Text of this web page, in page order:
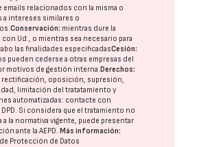
emails relacionados con la misma o
a intereses similares o
Conservación: mientras dure la
Ud., o mientras sea necesario para
cabo las finalidades especificadasCesión:
pueden cederse a otras empresas del
motivos de gestión interna. Derechos:
rectificación, oposición, supresión,
limitación del tratatamiento y
automatizadas: contacte con
. Si considera que el tratamiento no
a la normativa vigente, puede presentar
ante laAEPD. Más información:
Protección de Datos